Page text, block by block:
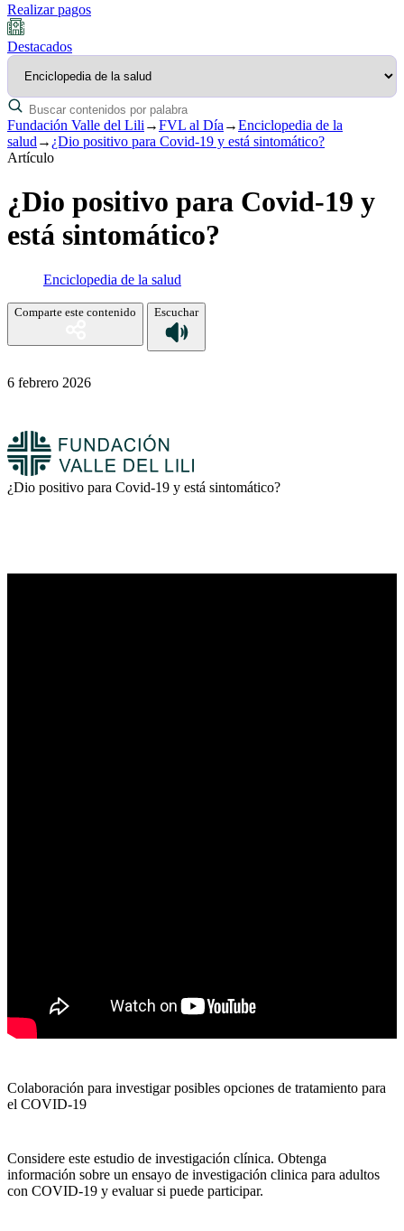
Realizar pagos
Destacados
Fundación Valle del Lili →FVL al Día →Enciclopedia de la
salud → ¿Dio positivo para Covid-19 y está sintomático?
Artículo
¿Dio positivo para Covid-19 y
está sintomático?
Enciclopedia de la salud
Comparte este contenido Escuchar
6 febrero 2026
¿Dio positivo para Covid-19 y está sintomático?
Colaboración para investigar posibles opciones de tratamiento para
el COVID-19
Considere este estudio de investigación clínica. Obtenga
información sobre un ensayo de investigación clinica para adultos
con COVID-19 y evaluar si puede participar.